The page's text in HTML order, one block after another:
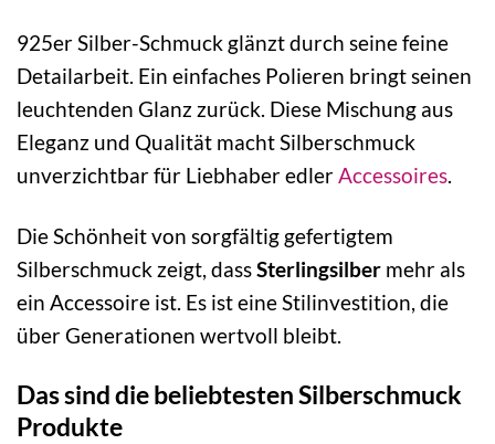
925er Silber-Schmuck glänzt durch seine feine
Detailarbeit. Ein einfaches Polieren bringt seinen
leuchtenden Glanz zurück. Diese Mischung aus
Eleganz und Qualität macht Silberschmuck
unverzichtbar für Liebhaber edler Accessoires
Die Schönheit von sorgfältig gefertigtem
Silberschmuck zeigt, dassSterlingsilber mehr als
ein Accessoire ist. Es ist eine Stilinvestition, die
über Generationen wertvoll bleibt.
Das sind die beliebtesten Silberschmuck
Produkte